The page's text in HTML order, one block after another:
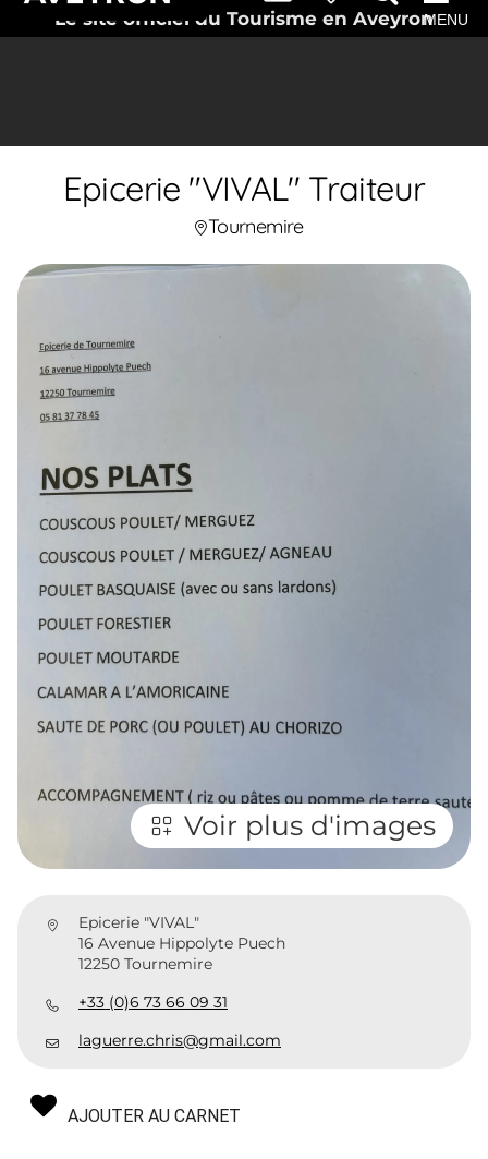
Le site officiel du Tourisme en AveyronMENU
Epicerie "VIVAL" Traiteur
Tournemire
Voir plus d'images
Epicerie "VIVAL"
16 Avenue Hippolyte Puech
12250 Tournemire
+33 (0)6 73 66 09 31
laguerre.chris@gmail.com
AJOUTER AU CARNET